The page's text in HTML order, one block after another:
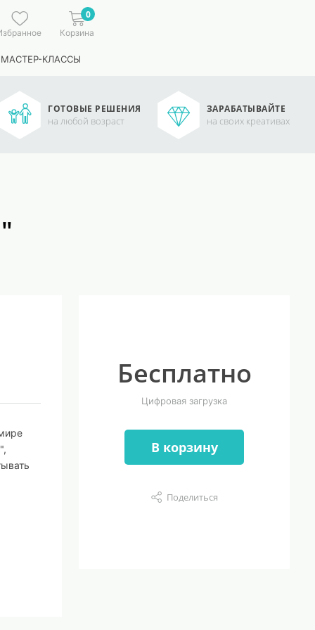
0
Корзина
КЛАССЫ
ГОТОВЫЕ РЕШЕНИЯ
на любой возраст
ЗАРАБАТЫВАЙТЕ
на своих креативах
Бесплатно
Цифровая загрузка
В корзину
Поделиться